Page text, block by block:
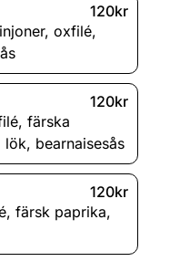
120kr
, oxfilé,
120kr
, färska
lök, bearnaisesås
120kr
, färsk paprika,